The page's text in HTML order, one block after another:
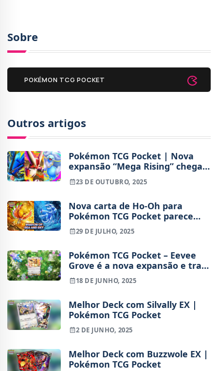
Sobre
POKÉMON TCG POCKET
Outros artigos
Pokémon TCG Pocket | Nova
expansão “Mega Rising” chega a
30 de outubro
23 DE OUTUBRO, 2025
Nova carta de Ho-Oh para
Pokémon TCG Pocket parece
cópia de arte ilustrada por fã
29 DE JULHO, 2025
Pokémon TCG Pocket – Eevee
Grove é a nova expansão e traz
consigo todas as Eeeveelutions
18 DE JUNHO, 2025
Melhor Deck com Silvally EX |
Pokémon TCG Pocket
2 DE JUNHO, 2025
Melhor Deck com Buzzwole EX |
Pokémon TCG Pocket